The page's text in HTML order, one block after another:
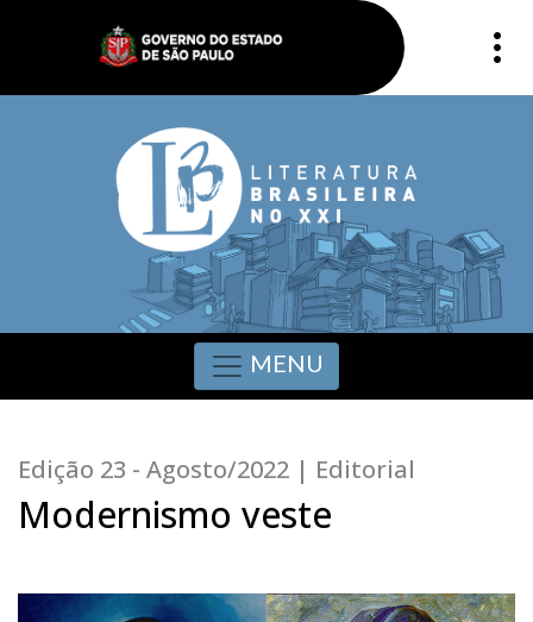
MENU
Edição 23 - Agosto/2022 | Editorial
Modernismo veste